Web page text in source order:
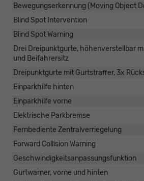
Bewegungserkennung (Moving Object
Blind Spot Intervention
Blind Spot Warning
Drei Dreipunktgurte, höhenverstellbar
und Beifahrersitz
Dreipunktgurte mit Gurtstraffer, 3x
Einparkhilfe hinten
Einparkhilfe vorne
Elektrische Parkbremse
Fernbediente Zentralverriegelung
Forward Collision Warning
Geschwindigkeitsanpassungsfunktion
Gurtwarner, vorne und hinten